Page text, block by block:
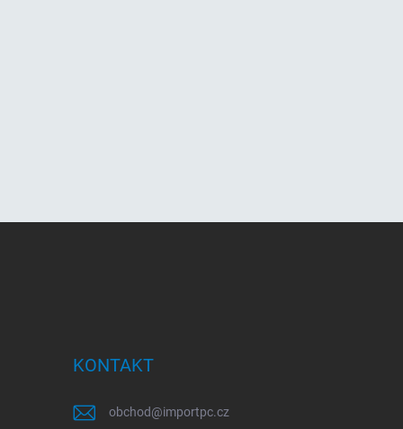
KONTAKT
obchod@importpc.cz